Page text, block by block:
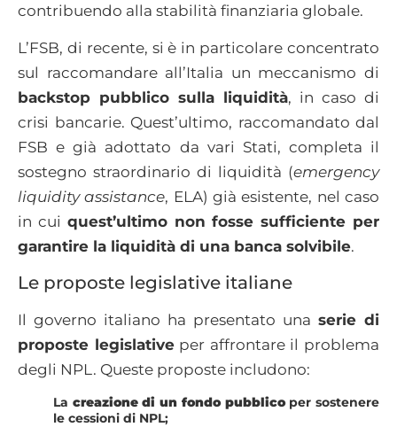
contribuendo alla stabilità finanziaria globale.
L’FSB, di recente, si è in particolare concentrato
sul raccomandare all’Italia un meccanismo di
backstop pubblico sulla liquidità, in caso di
crisi bancarie. Quest’ultimo, raccomandato dal
FSB e già adottato da vari Stati, completa il
sostegno straordinario di liquidità (emergency
liquidity assistance, ELA) già esistente, nel caso
in cui quest’ultimo non fosse sufficiente per
garantire la liquidità di una banca solvibile.
Le proposte legislative italiane
Il governo italiano ha presentato una serie di
proposte legislativeper affrontare il problema
degli NPL. Queste proposte includono:
La creazione di un fondo pubblicoper sostenere
le cessioni di NPL;